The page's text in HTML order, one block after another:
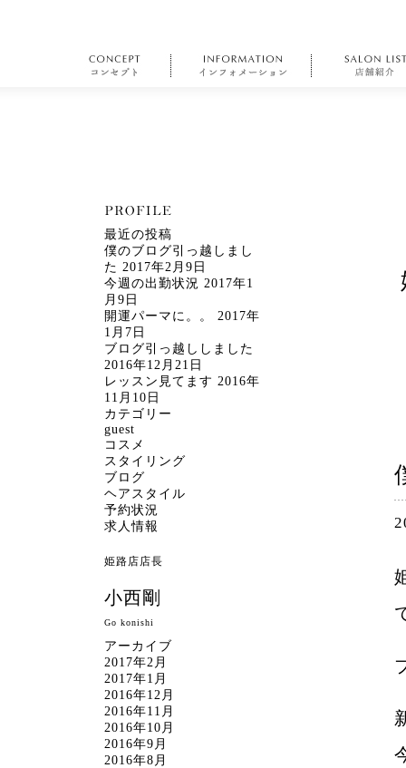
最近の投稿
僕のブログ引っ越しまし
た 2017年2月9日
今週の出勤状況 2017年1
月9日
開運パーマに。。
2017年
1月7日
ブログ引っ越ししました
2016年12月21日
レッスン見てます 2016年
11月10日
カテゴリー
guest
コスメ
スタイリング
ブログ
ヘアスタイル
予約状況
求人情報
姫路店店長
小西剛
Go konishi
アーカイブ
2017年2月
2017年1月
2016年12月
2016年11月
2016年10月
2016年9月
2016年8月